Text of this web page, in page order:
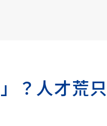
？人才荒